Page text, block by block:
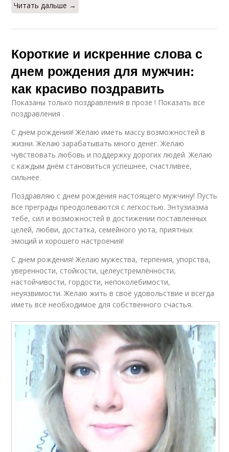
Читать дальше →
Короткие и искренние слова с
днем рождения для мужчин:
как красиво поздравить
Показаны только поздравления в прозе ! Показать все
поздравления .
С днем рождения! Желаю иметь массу возможностей в
жизни. Желаю зарабатывать много денег. Желаю
чувствовать любовь и поддержку дорогих людей. Желаю
с каждым днём становиться успешнее, счастливее,
сильнее.
Поздравляю с днем рождения настоящего мужчину! Пусть
все преграды преодолеваются с легкостью. Энтузиазма
тебе, сил и возможностей в достижении поставленных
целей, любви, достатка, семейного уюта, приятных
эмоций и хорошего настроения!
С днем рождения! Желаю мужества, терпения, упорства,
уверенности, стойкости, целеустремлённости,
настойчивости, гордости, непоколебимости,
неуязвимости. Желаю жить в своё удовольствие и всегда
иметь всё необходимое для собственного счастья.